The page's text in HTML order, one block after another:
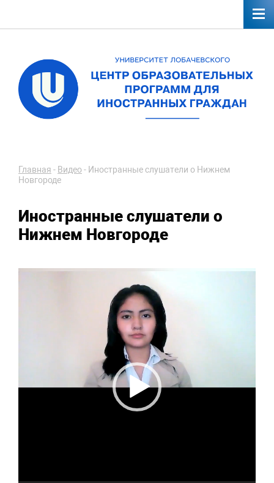
Главная - Видео - Иностранные слушатели о Нижнем
Новгороде
Иностранные слушатели о
Нижнем Новгороде
Видеоплеер